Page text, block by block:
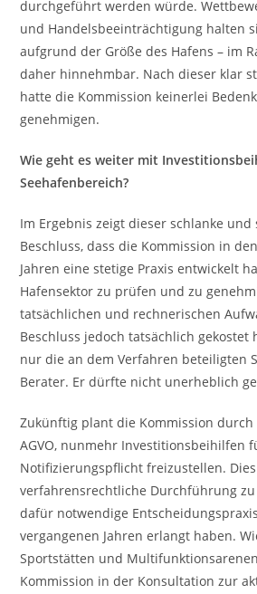
durchgeführt werden würde.
und Handelsbeeinträchtigung halten
aufgrund der Größe des Hafens – im
daher hinnehmbar. Nach dieser klar
hatte die Kommission keinerlei
genehmigen.
Wie geht es weiter mit
Seehafenbereich?
Im Ergebnis zeigt dieser schlanke
Beschluss, dass die Kommission in
Jahren eine stetige Praxis entwickelt
Hafensektor zu prüfen und zu
tatsächlichen und rechnerischen
Beschluss jedoch tatsächlich gekostet
nur die an dem Verfahren beteiligten
Berater. Er dürfte nicht unerheblich
Zukünftig plant die Kommission
AGVO, nunmehr Investitionsbeihilfen
Notifizierungspflicht freizustellen.
verfahrensrechtliche Durchführung
dafür notwendige
vergangenen Jahren erlangt haben.
Sportstätten und
Kommission in der Konsultation zur